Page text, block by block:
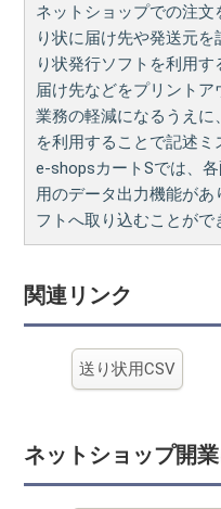
ネットショップでの注
り状に届け先や発送元
り状発行ソフトを利用
届け先などをプリント
業務の軽減になるうえ
を利用することで記述ミ
e-shopsカートSでは、
用のデータ出力機能が
フトへ取り込むことがで
関連リンク
送り状用CSV
ネットショップ開